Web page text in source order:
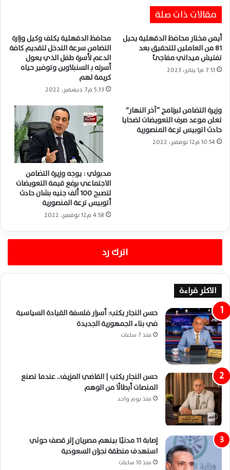
الدقهلية تودّع “سلطان القراء”.. سرادق عزاء ضخم
بمسقط رأس الشيخ السيد سعيد
مقالات ذات صلة
أيمن مختار محافظ الدقهلية يحيل
81 من العاملين للتحقيق بعد
تفتيش ميداني مفاجئ
7:51 م1 يناير، 2023
محافظ الدقهلية يكلف وكيل وزارة
التضامن سرعة التدخل لتقديم كافة
الدعم لأسرة طفل الذي يعول
أسرته بـ السنبلاوين وتوفير حياه
كريمة لهم
5:33 م7 ديسمبر، 2022
وزيرة التضامن لبرنامج “آخر النهار”
تعلن موعد صرف التعويضات لضحايا
حادث اتوبيس ترعة المنصورية
10:54 م12 نوفمبر، 2022
مدبولي : يوجه وزيرة التضامن
الاجتماعي برفع قيمة التعويضات
لتصبح 100 ألف جنيه بشان حادث
أتوبيس ترعة المنصورية
4:58 م12 نوفمبر، 2022
اترك رد
الاكثر قراءة
حسن النجار يكتب: أسرار فلسفة القيادة السياسية
في بناء الجمهورية الجديدة
منذ 7 ساعات
حسن النجار يكتب | القاضي المزيف.. عندما تصنع
المنصات أبطالًا من الوهم
منذ يوم واحد
إصابة 11 مدنيًا بينهم مصريان إثر قصف حوثي
استهدف منطقة نجران السعودية
منذ 10 ساعات